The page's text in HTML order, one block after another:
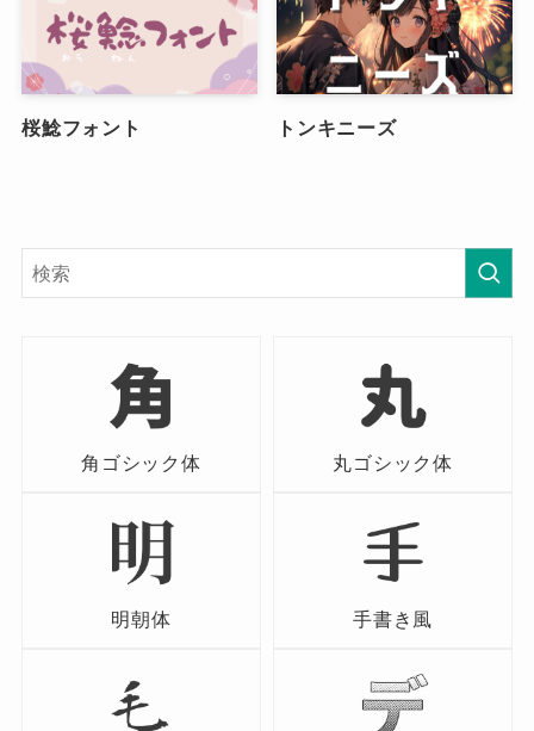
桜鯰フォント トンキニーズ
角ゴシック体 丸ゴシック体
明朝体 手書き風